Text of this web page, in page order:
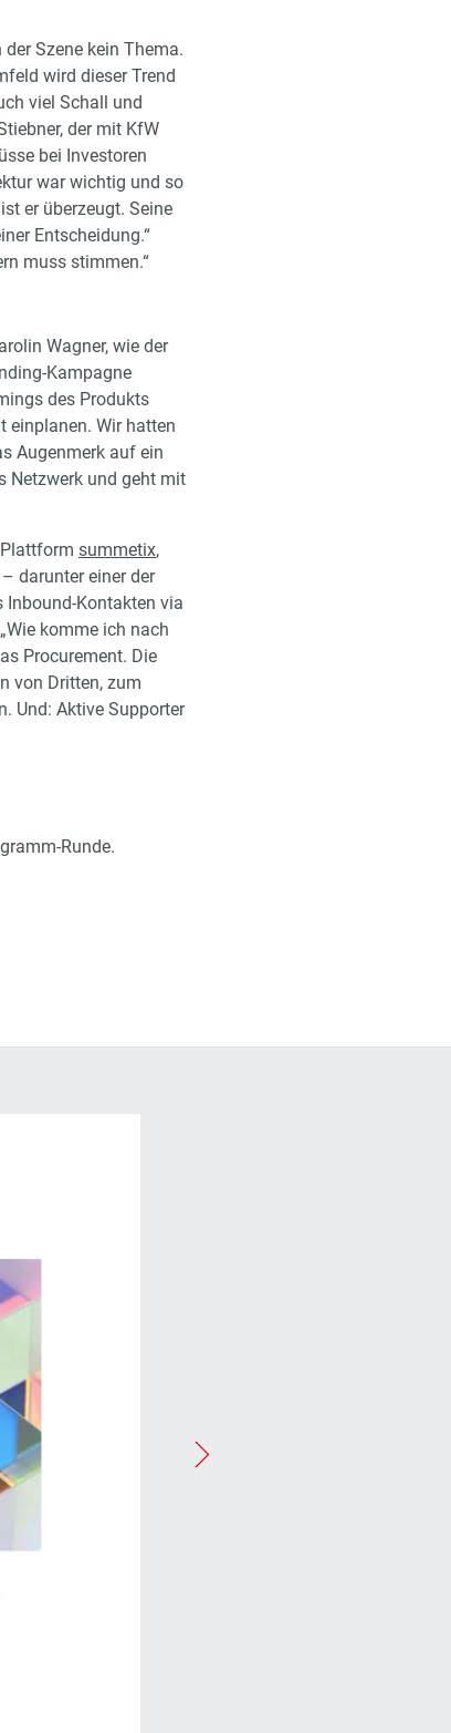
Szene kein Thema.
wird dieser Trend
viel Schall und
der mit KfW
bei Investoren
war wichtig und so
er überzeugt. Seine
Entscheidung.“
muss stimmen.“
Wagner, wie der
Kampagne
des Produkts
einplanen. Wir hatten
Augenmerk auf ein
Netzwerk und geht mit
summetix,
darunter einer der
Inbound-Kontakten via
komme ich nach
Procurement. Die
von Dritten, zum
Und: Aktive Supporter
Runde.